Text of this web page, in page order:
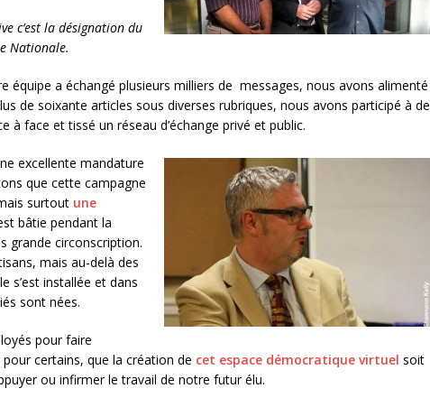
c’est la désignation du
Nationale.
équipe a échangé plusieurs milliers de messages, nous avons alimenté
de soixante articles sous diverses rubriques, nous avons participé à de
à face et tissé un réseau d’échange privé et public.
excellente mandature
que cette campagne
surtout une
bâtie pendant la
grande circonscription.
mais au-delà des
s’est installée et dans
sont nées.
pour faire
certains, que la création de cet espace démocratique virtuel soit
ou infirmer le travail de notre futur élu.